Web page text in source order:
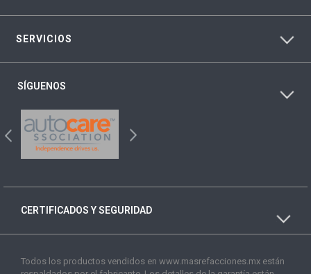
SERVICIOS
SÍGUENOS
CERTIFICADOS Y SEGURIDAD
Todos los productos vendidos en www.masrefacciones.mx están